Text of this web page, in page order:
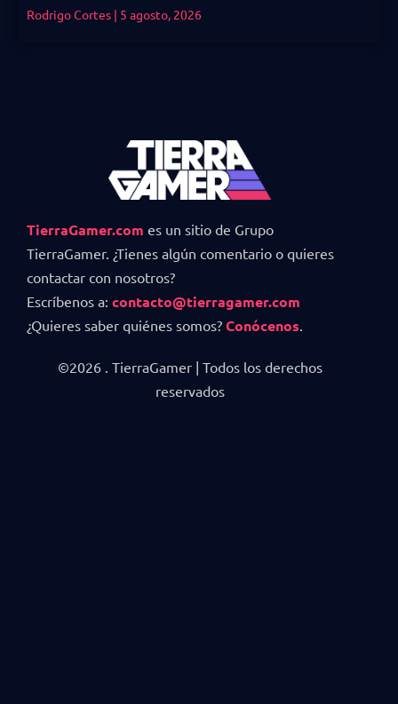
Rodrigo Cortes 5 agosto, 2026
TierraGamer.com es un sitio de Grupo
TierraGamer. ¿Tienes algún comentario o quieres
contactar con nosotros?
Escríbenos a: contacto@tierragamer.com
¿Quieres saber quiénes somos? Conócenos
©2026 . TierraGamer | Todos los derechos
reservados